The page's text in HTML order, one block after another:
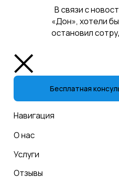
В связи с
«Дон», хотели
остановил
Бесплатная
Навигация
О нас
Услуги
Отзывы